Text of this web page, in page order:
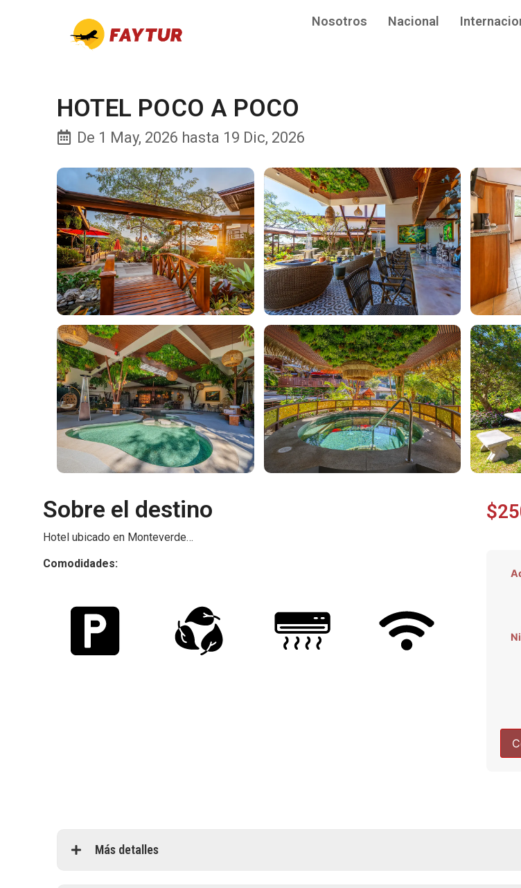
Nosotros Nacional
HOTEL POCO A POCO
De 1 May, 2026 hasta 19 Dic, 2026
Sobre el destino
Hotel ubicado en Monteverde…
Comodidades:
$
Más detalles